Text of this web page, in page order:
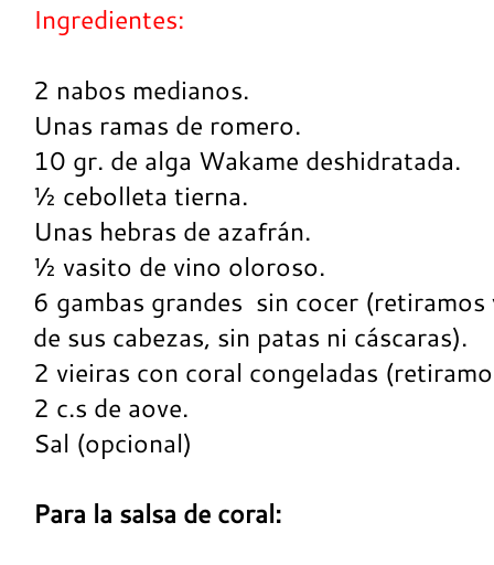
Ingredientes:
2 nabos medianos.
Unas ramas de romero.
10 gr. de alga Wakame deshidratada.
½ cebolleta tierna.
Unas hebras de azafrán.
½ vasito de vino oloroso.
6 gambas grandes sin cocer
de sus cabezas, sin patas ni cáscaras).
2 vieiras con coral congeladas
2 c.s de aove.
Sal (opcional)
Para la salsa de coral: